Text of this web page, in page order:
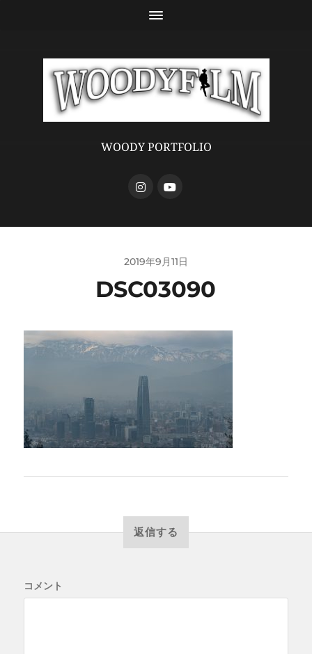
WOODY PORTFOLIO
2019年9月11日
DSC03090
返信する
コメント